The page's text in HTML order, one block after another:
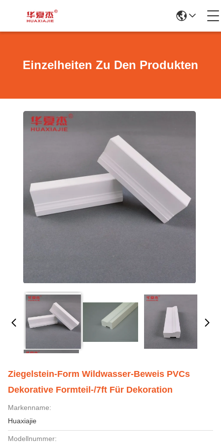
Einzelheiten Zu Den Produkten
Ziegelstein-Form Wildwasser-Beweis PVCs
Dekorative Formteil-/7ft Für Dekoration
Markenname:
Huaxiajie
Modellnummer: